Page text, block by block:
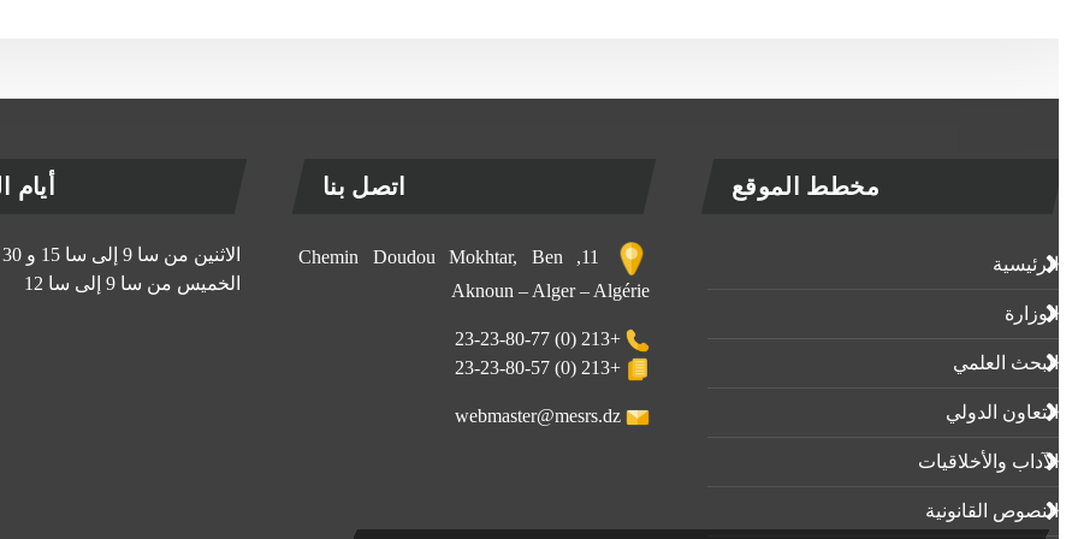
مخطط الموقع
الرئيسية
الوزارة
البحث العلمي
التعاون الدولي
الآداب واﻷخلاقيات
النصوص القانونية
اتصل بنا
11, Chemin Doudou Mokhtar, Ben
Aknoun – Alger – Algérie
+213 (0) 23-23-80-77
+213 (0) 23-23-80-57
webmaster@mesrs.dz
أيام
الاثنين من سا 9 إلى سا 15 و 30 د
الخميس من سا 9 إلى سا 12